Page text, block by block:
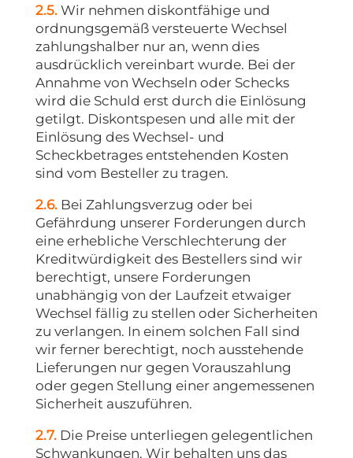
2.5. Wir nehmen diskontfähige und
ordnungsgemäß versteuerte Wechsel
zahlungshalber nur an, wenn dies
ausdrücklich vereinbart wurde. Bei der
Annahme von Wechseln oder Schecks
wird die Schuld erst durch die Einlösung
getilgt. Diskontspesen und alle mit der
Einlösung des Wechsel- und
Scheckbetrages entstehenden Kosten
sind vom Besteller zu tragen.
2.6. Bei Zahlungsverzug oder bei
Gefährdung unserer Forderungen durch
eine erhebliche Verschlechterung der
Kreditwürdigkeit des Bestellers sind wir
berechtigt, unsere Forderungen
unabhängig von der Laufzeit etwaiger
Wechsel fällig zu stellen oder Sicherheiten
zu verlangen. In einem solchen Fall sind
wir ferner berechtigt, noch ausstehende
Lieferungen nur gegen Vorauszahlung
oder gegen Stellung einer angemessenen
Sicherheit auszuführen.
2.7. Die Preise unterliegen gelegentlichen
Schwankungen. Wir behalten uns das